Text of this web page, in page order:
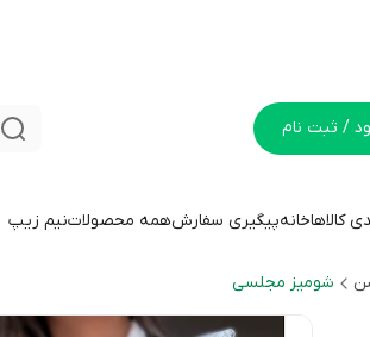
/ ثبت نام
کالاهاخانهپیگیری سفارشهمه محصولاتنيم زيپ
شوميز مجلسى